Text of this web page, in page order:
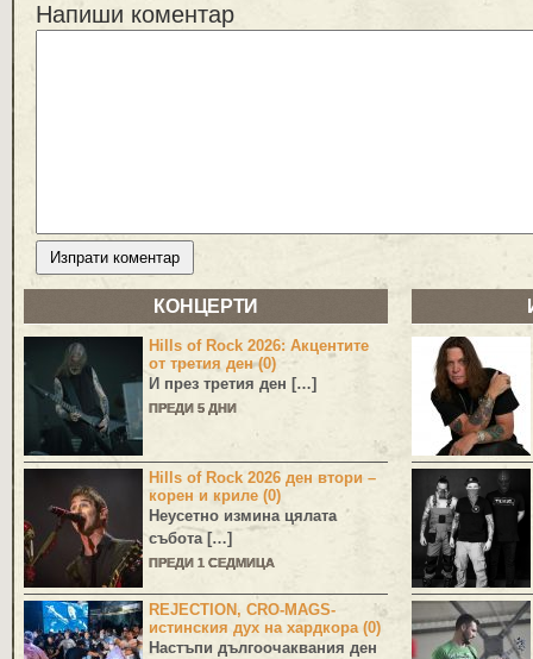
Напиши коментар
КОНЦЕРТИ
Hills of Rock 2026: Акцентите
от третия ден (0)
И през третия ден […]
ПРЕДИ 5 ДНИ
Hills of Rock 2026 ден втори –
корен и криле (0)
Неусетно измина цялата
събота […]
ПРЕДИ 1 СЕДМИЦА
REJECTION, CRO-MAGS-
истинския дух на хардкора (0)
Настъпи дългоочаквания ден